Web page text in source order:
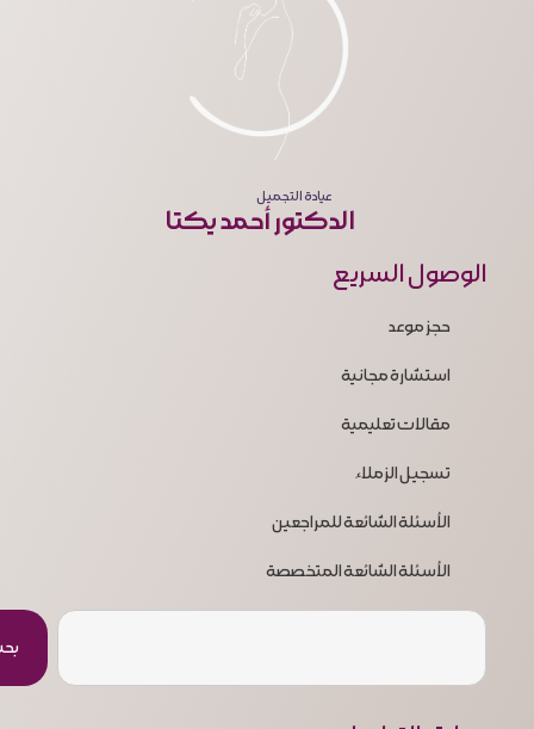
عيادة التجميل
الدكتور أحمد يكتا
الوصول السريع
حجز موعد
استشارة مجانية
مقالات تعليمية
تسجيل الزملاء
الأسئلة الشائعة للمراجعين
الأسئلة الشائعة المتخصصة